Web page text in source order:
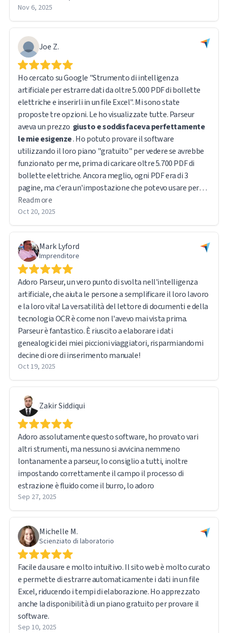
Nov 6, 2025
Joe Z.
Ho cercato su Google "Strumento di intelligenza
artificiale per estrarre dati da oltre 5.000 PDF di bollette
elettriche e inserirli in un file Excel". Mi sono state
proposte tre opzioni. Le ho visualizzate tutte. Parseur
aveva un prezzo giusto e soddisfaceva perfettamente
le mie esigenze. Ho potuto provare il software
utilizzando il loro piano "gratuito" per vedere se avrebbe
funzionato per me, prima di caricare oltre 5.700 PDF di
bollette elettriche. Ancora meglio, ogni PDF era di 3
pagine, ma c'era un'impostazione che potevo usare per
scansionare solo la prima pagina. I dati raccolti erano
ordinatamente organizzati in un file Excel. C'era un piccolo
problema nella visualizzazione dei dati, ma una rapida
risolvere il problema (dovuto a un errore dell'utente).
Sembra che il loro programma possa estrarre e analizzare
molto, ma per me ha ottenuto tutto ciò di cui avevo
bisogno.
Read more
Oct 20, 2025
Mark Lyford
Imprenditore
Adoro Parseur, un vero punto di svolta nell'intelligenza
artificiale, che aiuta le persone a semplificare il loro lavoro
e la loro vita! La versatilità del lettore di documenti e della
tecnologia OCR è come non l'avevo mai vista prima.
Parseur è fantastico. È riuscito a elaborare i dati
genealogici dei miei piccioni viaggiatori, risparmiandomi
decine di ore di inserimento manuale!
Oct 19, 2025
Zakir Siddiqui
Adoro assolutamente questo software, ho provato vari
altri strumenti, ma nessuno si avvicina nemmeno
lontanamente a parseur, lo consiglio a tutti, inoltre
impostando correttamente il campo il processo di
estrazione è fluido come il burro, lo adoro
Sep 27, 2025
Michelle M.
Scienziato di laboratorio
Facile da usare e molto intuitivo. Il sito web è molto curato
e permette di estrarre automaticamente i dati in un file
Excel, riducendo i tempi di elaborazione. Ho apprezzato
anche la disponibilità di un piano gratuito per provare il
software.
Sep 10, 2025